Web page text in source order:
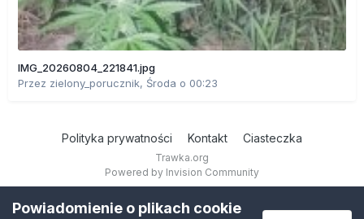
IMG_20260804_221841.jpg
Przez zielony_porucznik, Środa o 00:23
Polityka prywatności Kontakt Ciasteczka
Trawka.org
Powered by Invision Community
Powiadomienie o plikach cookie